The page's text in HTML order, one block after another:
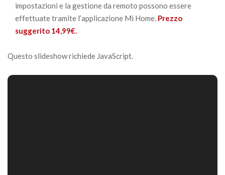
impostazioni e la gestione da remoto possono essere
effettuate tramite l’applicazione Mi Home. Prezzo
suggerito 14,99€.
Questo slideshow richiede JavaScript.